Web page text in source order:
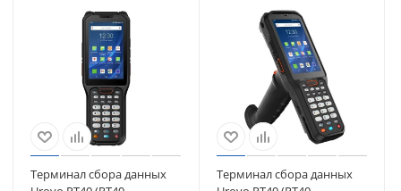
Терминал сбора данных
Терминал сбора данных